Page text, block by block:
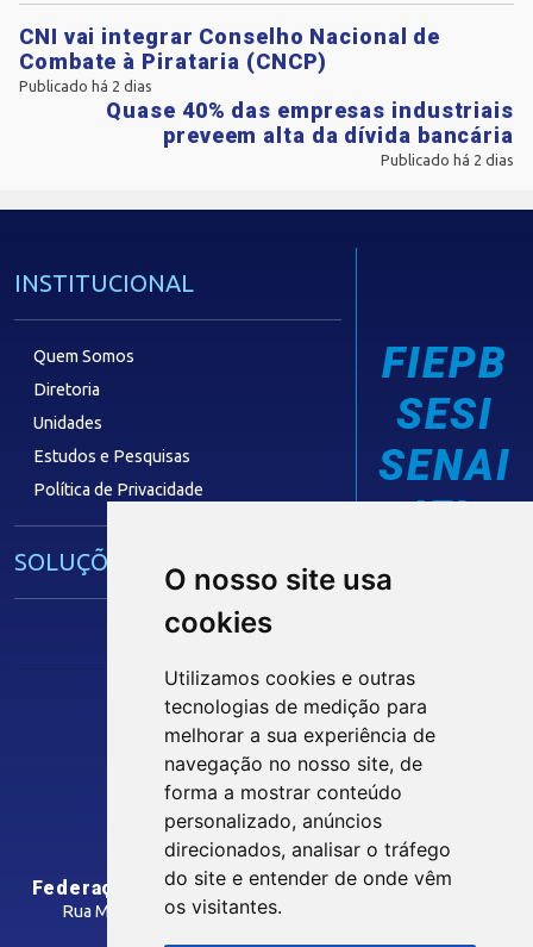
O nosso site usa
cookies
Utilizamos cookies e outras
tecnologias de medição para
melhorar a sua experiência de
navegação no nosso site, de
forma a mostrar conteúdo
personalizado, anúncios
direcionados, analisar o tráfego
do site e entender de onde vêm
os visitantes.
CNI vai integrar Conselho Nacional de
Combate à Pirataria (CNCP)
Publicado há 2 dias
Quase 40% das empresas industriais
preveem alta da dívida bancária
Publicado há 2 dias
INSTITUCIONAL
Quem Somos
Diretoria
Unidades
Estudos e Pesquisas
Política de Privacidade
SOLUÇÕES E SERVIÇOS
Núcleo de Acesso ao Crédito
Centro Internacional de Negócios -
CONTRIBUIÇÃO SINDICAL
SINDICATOS FILIADOS
FIEPB
SESI
SENAI
IEL
Siga nossas Redes Sociais
INTRANET
Federação das Indústrias do Estado da Paraíba
Rua Manoel Gonçalves Guimarães, 195 - José Pinheiro